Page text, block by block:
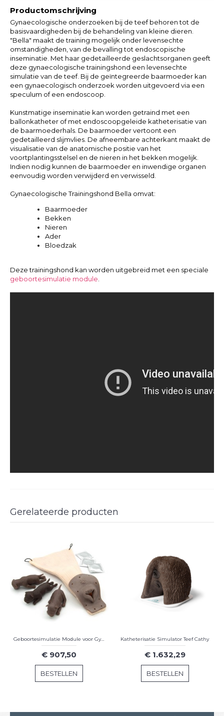
Productomschrijving
Gynaecologische onderzoeken bij de teef behoren tot de
basisvaardigheden bij de behandeling van kleine dieren.
"Bella" maakt de training mogelijk onder levensechte
omstandigheden, van de bevalling tot endoscopische
inseminatie. Met haar gedetailleerde geslachtsorganen geeft
deze gynaecologische trainingshond een levensechte
simulatie van de teef. Bij de geïntegreerde baarmoeder kan
een gynaecologisch onderzoek worden uitgevoerd via een
speculum of een endoscoop.
Kunstmatige inseminatie kan worden getraind met een
ballonkatheter of met endoscoopgeleide katheterisatie van
de baarmoederhals. De baarmoeder vertoont een
gedetailleerd slijmvlies. De afneembare achterkant maakt de
visualisatie van de anatomische positie van het
voortplantingsstelsel en de nieren in het bekken mogelijk.
Indien nodig kunnen de baarmoeder en inwendige organen
eenvoudig worden verwijderd en verwisseld.
Gynaecologische Trainingshond Bella omvat:
Baarmoeder
Bekken
Nieren
Ader
Bloedzak
Deze trainingshond kan worden uitgebreid met een speciale
geboortesimulatie module
Gerelateerde producten
Geboortesimulatie Module voor Gynaecologische Trainingshond Bella
€ 907,50
BESTELLEN
Katheterisatie Simulator Teef Cathy
€ 1.632,29
BESTELLEN